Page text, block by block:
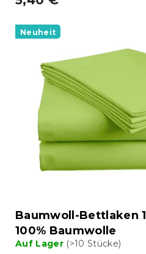
Neuheit
Baumwoll-Bettlaken
100% Baumwolle
Auf Lager (>10 Stücke)